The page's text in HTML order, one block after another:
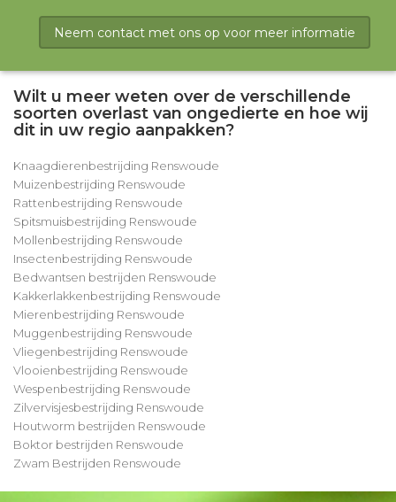
Neem contact met ons op voor meer informatie
Wilt u meer weten over de verschillende
soorten overlast van ongedierte en hoe wij
dit in uw regio aanpakken?
Knaagdierenbestrijding Renswoude
Muizenbestrijding Renswoude
Rattenbestrijding Renswoude
Spitsmuisbestrijding Renswoude
Mollenbestrijding Renswoude
Insectenbestrijding Renswoude
Bedwantsen bestrijden Renswoude
Kakkerlakkenbestrijding Renswoude
Mierenbestrijding Renswoude
Muggenbestrijding Renswoude
Vliegenbestrijding Renswoude
Vlooienbestrijding Renswoude
Wespenbestrijding Renswoude
Zilvervisjesbestrijding Renswoude
Houtworm bestrijden Renswoude
Boktor bestrijden Renswoude
Zwam Bestrijden Renswoude